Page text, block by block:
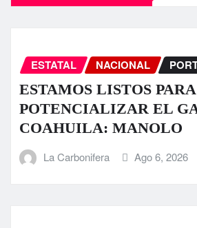
ESTATAL NACIONAL
ESTAMOS LISTOS PARA
POTENCIALIZAR EL
COAHUILA: MANOLO
La Carbonifera Ago 6, 2026